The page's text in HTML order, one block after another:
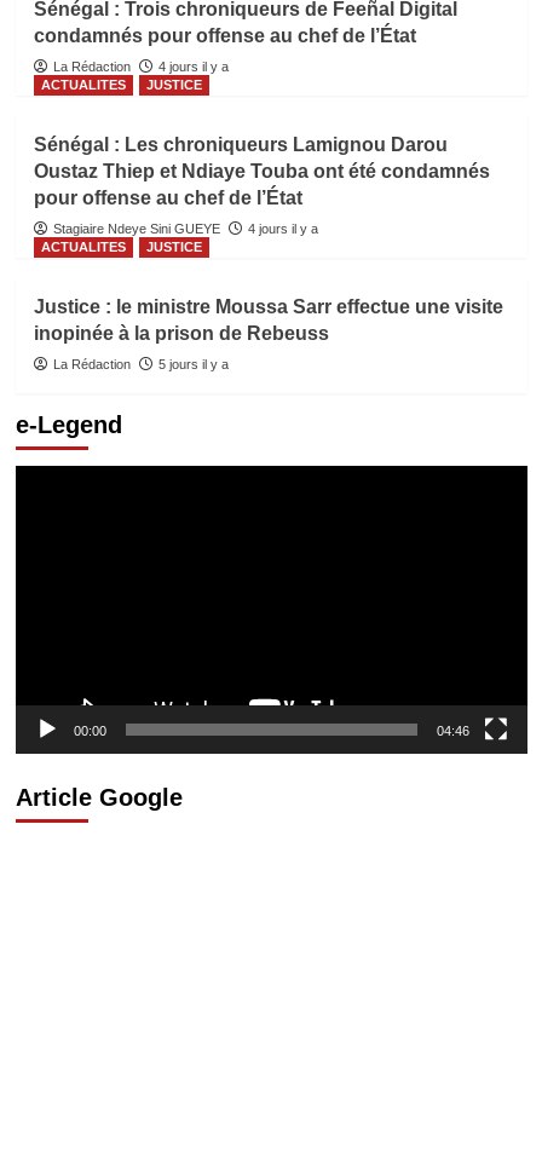
Sénégal : Trois chroniqueurs de Feeñal Digital
condamnés pour offense au chef de l’État
La Rédaction
4 jours il y a
ACTUALITES
JUSTICE
Sénégal : Les chroniqueurs Lamignou Darou
Oustaz Thiep et Ndiaye Touba ont été condamnés
pour offense au chef de l’État
Stagiaire Ndeye Sini GUEYE
4 jours il y a
ACTUALITES
JUSTICE
Justice : le ministre Moussa Sarr effectue une visite
inopinée à la prison de Rebeuss
La Rédaction 5 jours il y a
e-Legend
00:00 04:46
Article Google